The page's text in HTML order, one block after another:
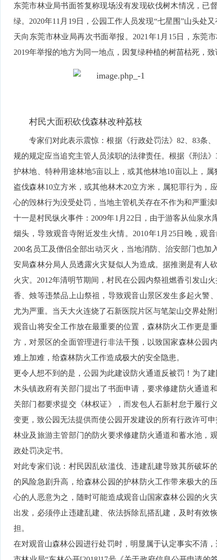
东莞市林业局书面答复称现场没有发现砍伐树木情况，已
绿。2020年11月19日，公园工作人员发现“七星围”山头处
天向东莞市林业局再次书面举报。2021年1月15日，东莞
2019年举报的地方为同一地点，因复绿种植的树苗枯死，
村民大面积砍伐森林改种荔枝
专家们对此表示震惊：根据《行政处罚法》82、83条
规的规定应当追究主管人员渎职的法律责任。根据《刑法
护林地、特种用途林地5亩以上，或其他林地10亩以上，
盗伐森林10立方米，或其他林木20立方米，属犯罪行为，
心的毁林行为没受处罚，当地主管机关存在不作为和严重渎
十一是村民纵火事件：2009年1月22日，由于游客从仙泉
烟头，导致观音寺附近发生火情。2010年1月25日晚，观
200名员工及僧侣全部出动灭火，当地消防、治安部门也
安局森林分局人员透露火灾疑似人为造成。据推测是有人
火灾。2012年清明节期间，村民在公园内祭祖燃香引发山
香、烛等违禁品上山祭祖，导致观音山景区发生多起火警
尤为严重。当天大火连烧了石新医院片区与笔架山交界处
观音山将安全工作放在最重要的位置，森林防火工作更是
方，对景区的全面管理进行非法干预，以致国家森林公园
难上加难，给森林防火工作造成极大的安全隐患。
更令人想不到的是，公园为此建设防火通道反被罚！为了
木头镇政府有关部门提出了书面申请，要求修建防火通道
关部门都要求提交《林权证》，而发包人石新村怠于履行
变更，致公园无法提供而使公园开发建设的所有行政许可
林业及旅游主管部门的防火要求修建防火通道和蓄水池，
政处罚决定书。
对此专家们说：村民因乱砍滥伐、违建乱建导致其所破坏
的风险急剧升高，给森林公园的护林防火工作带来极大的
心的人恶意为之，随时可能造成观音山国家森林公园的火
出发，必须停止违建乱建、依法拆除乱搭乱建，及时有效
担。
在对观音山森林公园进行处罚时，明显属于认定事实不清